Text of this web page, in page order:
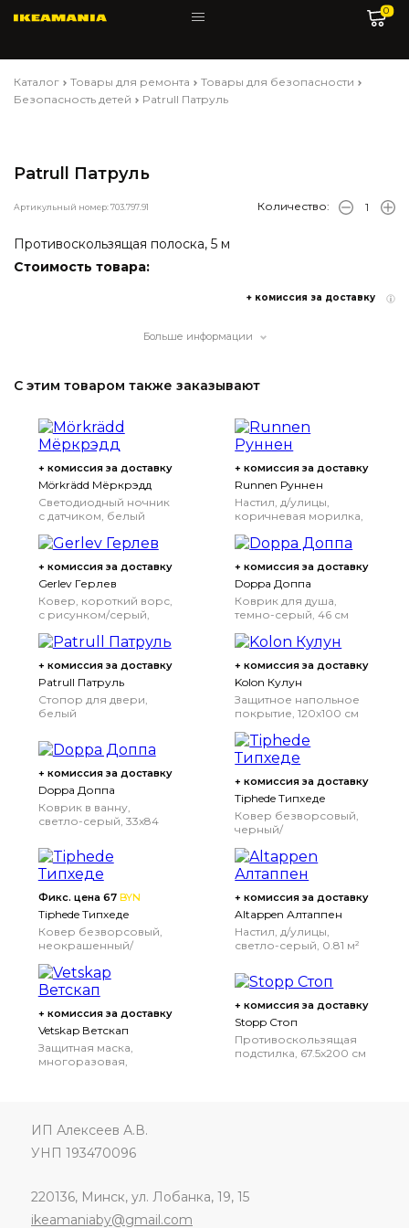
0
Каталог Товары для ремонта
Товары для безопасности
Безопасность детей
Patrull Патруль
Patrull Патруль
Артикульный номер: 703.797.91 Количество:
Противоскользящая полоска, 5 м
Стоимость товара:
+ комиссия за доставку
Больше информации
С этим товаром также заказывают
+ комиссия за доставку
Mörkrädd Мёркрэдд
Светодиодный ночник
с датчиком, белый
+ комиссия за доставку
Runnen Руннен
Настил, д/улицы,
коричневая морилка,
+ комиссия за доставку
Gerlev Герлев
Ковер, короткий ворс,
с рисунком/серый,
+ комиссия за доставку
Doppa Доппа
Коврик для душа,
темно-серый, 46 см
+ комиссия за доставку
Patrull Патруль
Стопор для двери,
белый
+ комиссия за доставку
Kolon Кулун
Защитное напольное
покрытие, 120x100 см
+ комиссия за доставку
Doppa Доппа
Коврик в ванну,
светло-серый, 33x84
+ комиссия за доставку
Tiphede Типхеде
Ковер безворсовый,
черный/
155x220 см
Фикс. цена 67 BYN
Tiphede Типхеде
Ковер безворсовый,
неокрашенный/
+ комиссия за доставку
Altappen Алтаппен
Настил, д/улицы,
светло-серый, 0.81 м²
+ комиссия за доставку
Vetskap Ветскап
Защитная маска,
многоразовая,
+ комиссия за доставку
Stopp Стоп
Противоскользящая
подстилка, 67.5x200 см
ИП Алексеев А.В.
УНП 193470096
220136, Минск, ул. Лобанка, 19, 15
ikeamaniaby@gmail.com